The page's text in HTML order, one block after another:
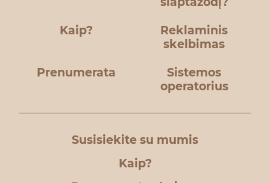
Kaip?
Reklaminis
skelbimas
Prenumerata
Sistemos
operatorius
Susisiekite su mumis
Kaip?